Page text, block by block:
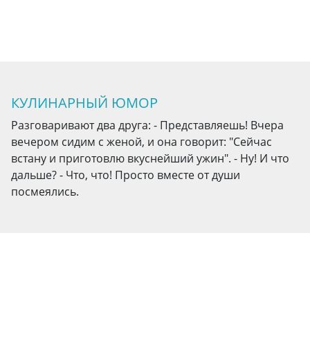
КУЛИНАРНЫЙ ЮМОР
Разговаривают два друга: - Представляешь! Вчера
вечером сидим с женой, и она говорит: "Сейчас
встану и приготовлю вкуснейший ужин". - Ну! И что
дальше? - Что, что! Просто вместе от души
посмеялись.